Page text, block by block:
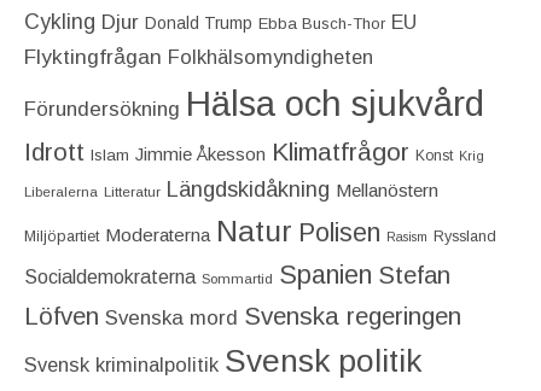
Cykling Djur Donald Trump Ebba Busch-Thor EU
Flyktingfrågan Folkhälsomyndigheten
Förundersökning Hälsa och sjukvård
Idrott Islam Jimmie Åkesson Klimatfrågor Konst Krig
Liberalerna Litteratur Längdskidåkning Mellanöstern
Miljöpartiet Moderaterna Natur Polisen Rasism Ryssland
Socialdemokraterna Sommartid Spanien Stefan
Löfven Svenska mord Svenska regeringen
Svensk kriminalpolitik Svensk politik